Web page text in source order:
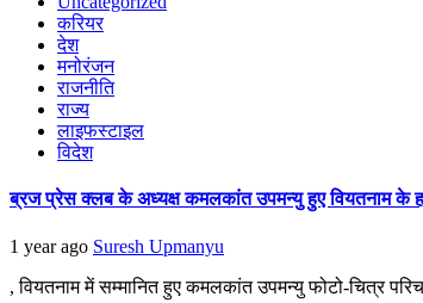
करियर
देश
मनोरंजन
राजनीति
राज्य
लाइफस्टाइल
विदेश
ब्रज प्रेस क्लब के अध्यक्ष कमलकांत उपमन्यु हुए वियतनाम के
1 year ago Suresh Upmanyu
, वियतनाम में सम्मानित हुए कमलकांत उपमन्यु फोटो-चित्र